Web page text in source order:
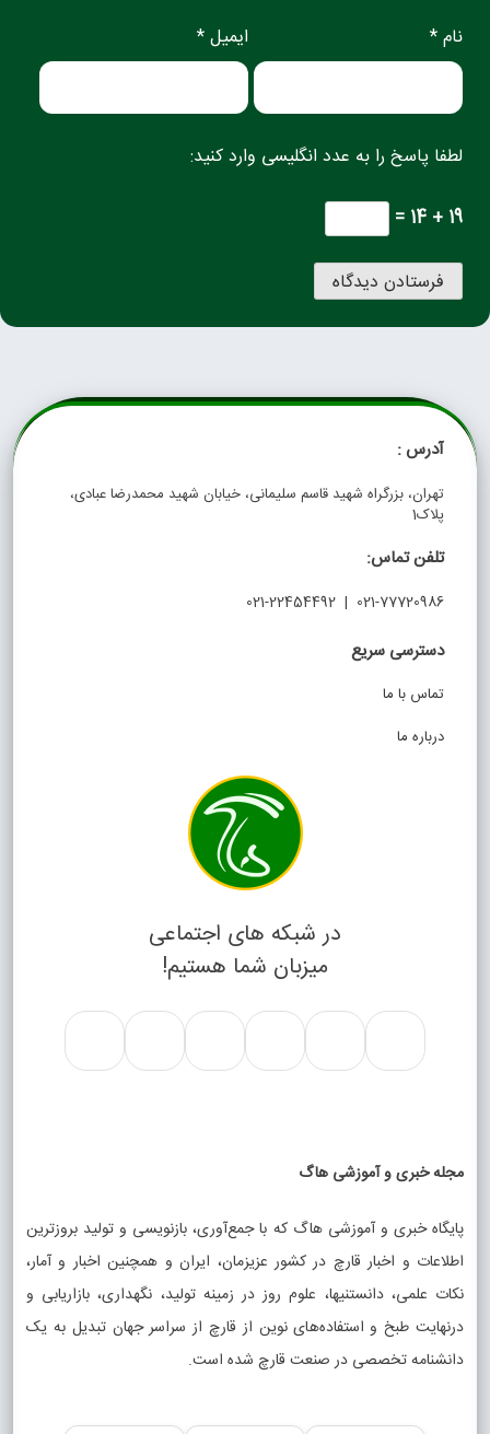
نام * ایمیل *
لطفا پاسخ را به عدد انگلیسی وارد کنید:
19 + 14 =
آدرس :
تهران، بزرگراه شهید قاسم سلیمانی، خیابان شهید محمدرضا عبادی،
پلاک1
تلفن تماس:
021-77720986 | 021-22454492
دسترسی سریع
تماس با ما
درباره ما
در شبکه های اجتماعی
میزبان شما هستیم!
مجله خبری و آموزشی هاگ
پایگاه خبری و آموزشی هاگ که با جمع‌آوری، بازنویسی و تولید بروزترین
اطلاعات و اخبار قارچ در کشور عزیزمان، ایران و همچنین اخبار و آمار،
نکات علمی، دانستنیها، علوم روز در زمینه تولید، نگهداری، بازاریابی و
درنهایت طبخ و استفاده‌های نوین از قارچ از سراسر جهان تبدیل به یک
دانشنامه تخصصی در صنعت قارچ شده است.